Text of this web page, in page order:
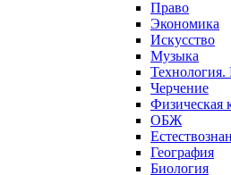
Право
Экономика
Искусство
Музыка
Технология.
Черчение
Физическая
ОБЖ
География
Биология